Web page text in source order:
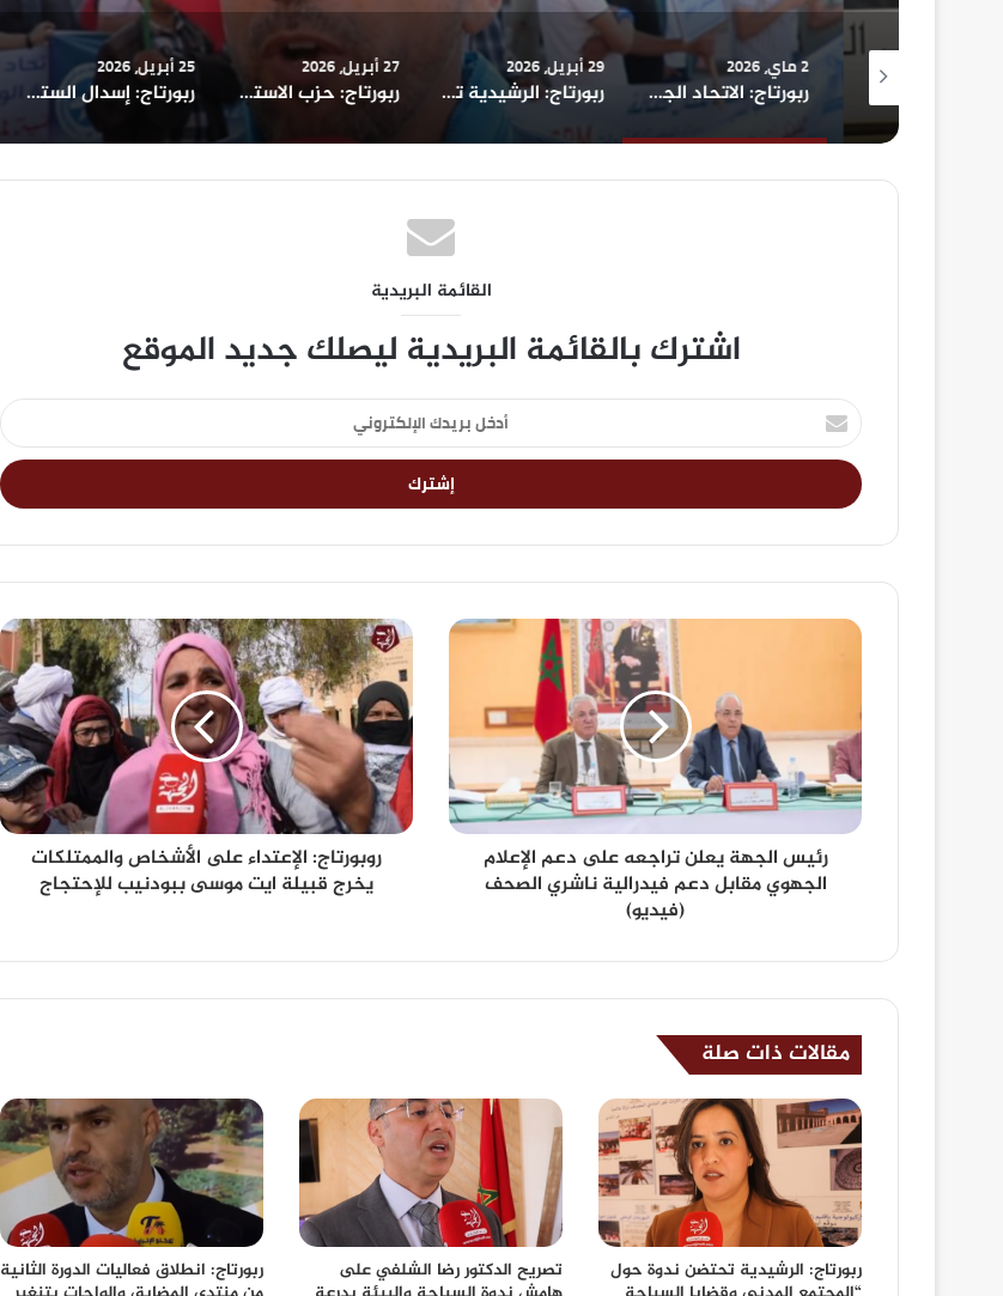
ربورتاج: الاتحاد الجهوي لنقابات الرشيدية يخلد فاتح ماي بمسيرة حاشدة
29 أبريل، 2026
ربورتاج: الرشيدية تحتضن ندوة دولية حول: “الذكاء الاصطناعي والرقمنة: مقاربة قانونية وفلسفية وتقنية”
27 أبريل، 2026
ربورتاج: حزب الاستقلال بالرشيدية ينظم لقاء تواصليا لعرض حصيلة عمل مجلس جماعة الرشيدية
25 أبريل، 2026
ربورتاج: إسدال الستار على فعاليات تحدي القراءة ومسابقة المحاكمة الافتراضية بالرشيدية
القائمة البريدية
اشترك بالقائمة البريدية ليصلك جديد الموقع
رئيس الجهة يعلن تراجعه على دعم الإعلام
الجهوي مقابل دعم فيدرالية ناشري الصحف
(فيديو)
روبورتاج: الإعتداء على الأشخاص والممتلكات
يخرج قبيلة ايت موسى ببودنيب للإحتجاج
مقالات ذات صلة
ربورتاج: الرشيدية تحتضن ندوة حول
تصريح الدكتور رضا الشلفي على
ربورتاج: انطلاق فعاليات الدورة الثانية